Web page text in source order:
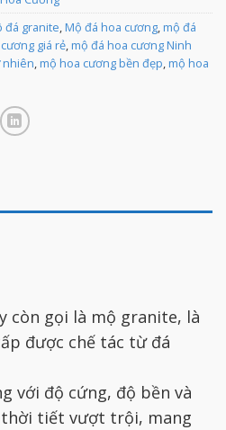
đá granite,Mộ đá hoa cương,mộ đá
giá rẻ,mộ đá hoa cương Ninh
nhiên,mộ hoa cương bền đẹp,mộ hoa
còn gọi là mộ granite, là
được chế tác từ đá
với độ cứng, độ bền và
thời tiết vượt trội, mang